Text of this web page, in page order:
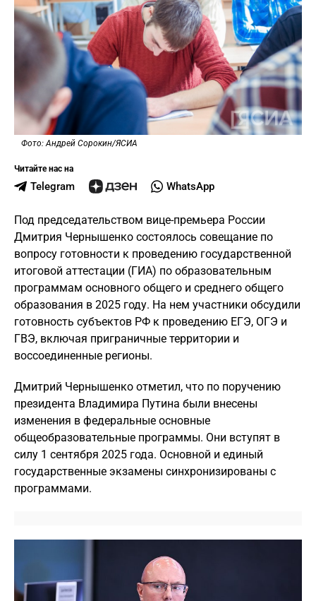
Фото: Андрей Сорокин/ЯСИА
Читайте нас на
Telegram WhatsApp
Под председательством вице-премьера России
Дмитрия Чернышенко состоялось совещание по
вопросу готовности к проведению государственной
итоговой аттестации (ГИА) по образовательным
программам основного общего и среднего общего
образования в 2025 году. На нем участники обсудили
готовность субъектов РФ к проведению ЕГЭ, ОГЭ и
ГВЭ, включая приграничные территории и
воссоединенные регионы.
Дмитрий Чернышенко отметил, что по поручению
президента Владимира Путина были внесены
изменения в федеральные основные
общеобразовательные программы. Они вступят в
силу 1 сентября 2025 года. Основной и единый
государственные экзамены синхронизированы с
программами.